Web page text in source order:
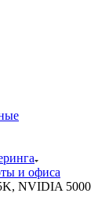
и офиса
NVIDIA 5000